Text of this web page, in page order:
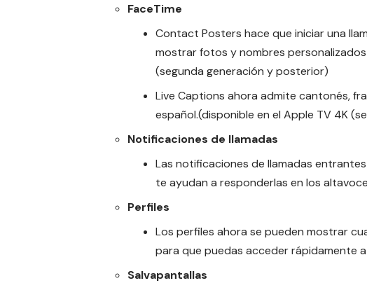
FaceTime
Contact Posters hace que iniciar una
mostrar fotos y nombres
(segunda generación y posterior)
Live Captions ahora admite cantonés,
español.(disponible en el Apple TV 4K
Notificaciones de llamadas
Las notificaciones de llamadas
te ayudan a responderlas en los
Perfiles
Los perfiles ahora se pueden mostrar
para que puedas acceder rápidamente
Salvapantallas